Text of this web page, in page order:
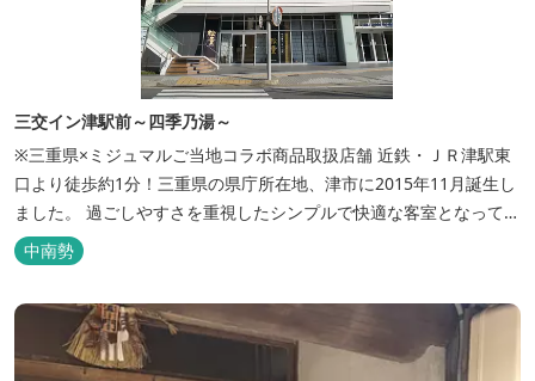
三交イン津駅前～四季乃湯～
※三重県×ミジュマルご当地コラボ商品取扱店舗 近鉄・ＪＲ津駅東
口より徒歩約1分！三重県の県庁所在地、津市に2015年11月誕生し
ました。 過ごしやすさを重視したシンプルで快適な客室となってお
り、ベッドはワイドなサイズで、羽毛布団をご用意。女性にやさし
いアメニティグッズを取り揃えており、連泊の方用にコインランド
は、がんばった...
中南勢